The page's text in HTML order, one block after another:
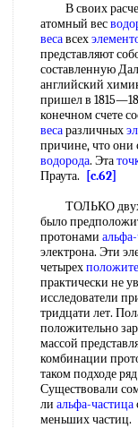
В своих
атомный вес
весавсех
представляют
составленную
английский
пришел в
конечном счете
весаразличных
причине, что они
водорода. Эта
Праута.
[c.62]
ТОЛЬКО двух
было
протонами
электрона. Эти
четырех
практически не
исследователи
тридцати лет.
положительно
массой
комбинации
таком подходе
Существовали
ли альфа-частица
меньших частиц.